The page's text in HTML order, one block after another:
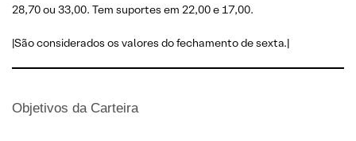
28,70 ou 33,00. Tem suportes em 22,00 e 17,00.
|São considerados os valores do fechamento de sexta.|
Objetivos da Carteira